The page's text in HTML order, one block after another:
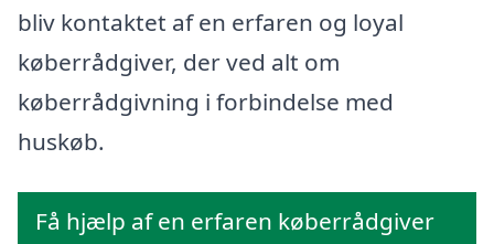
bliv kontaktet af en erfaren og loyal
køberrådgiver, der ved alt om
køberrådgivning i forbindelse med
huskøb.
Få hjælp af en erfaren køberrådgiver